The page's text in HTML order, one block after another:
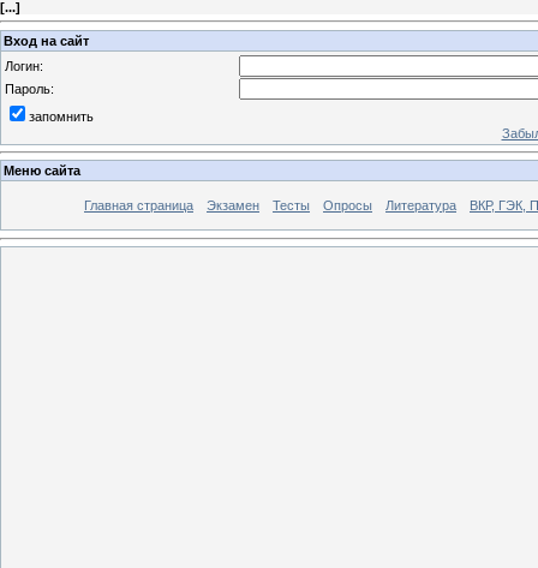
[...]
Вход на сайт
Логин:
Пароль:
запомнить
Меню сайта
Главная страница Экзамен Тесты Опросы Литература ВКР, ГЭК,